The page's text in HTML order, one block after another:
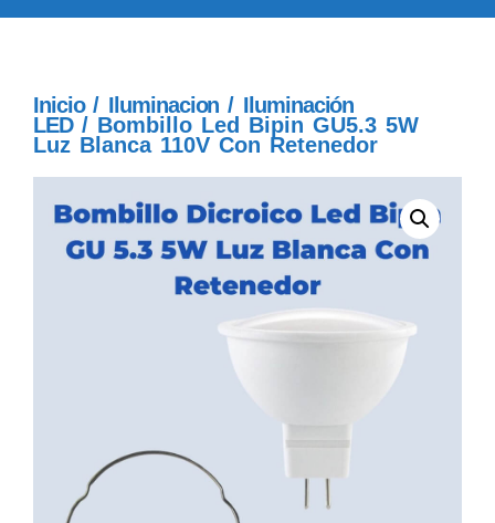
Inicio/ Iluminacion / Iluminación
LED/ Bombillo Led Bipin GU5.3 5W
Luz Blanca 110V Con Retenedor